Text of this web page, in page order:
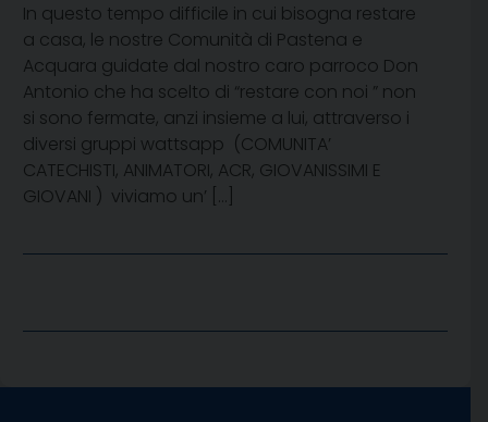
In questo tempo difficile in cui bisogna restare
a casa, le nostre Comunità di Pastena e
Acquara guidate dal nostro caro parroco Don
Antonio che ha scelto di “restare con noi ” non
si sono fermate, anzi insieme a lui, attraverso i
diversi gruppi wattsapp (COMUNITA’
CATECHISTI, ANIMATORI, ACR, GIOVANISSIMI E
GIOVANI ) viviamo un’ […]